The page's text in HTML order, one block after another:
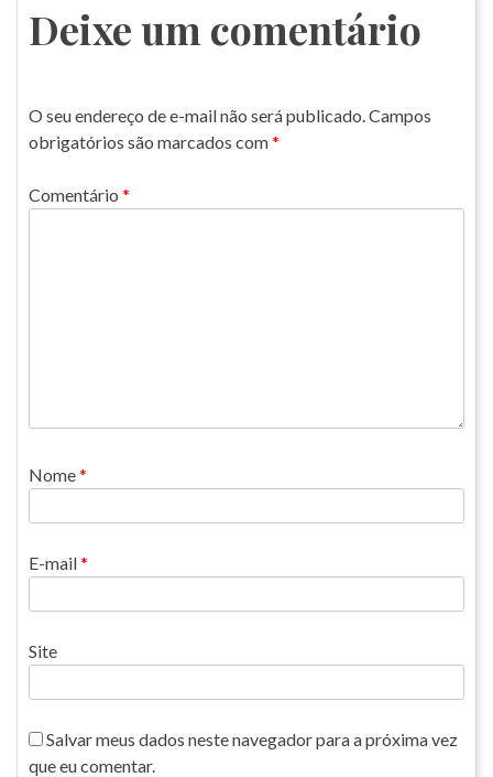
Post
Deixe um comentário
O seu endereço de e-mail não será publicado.Campos
obrigatórios são marcados com*
Comentário *
Nome*
E-mail*
Site
Salvar meus dados neste navegador para a próxima vez
que eu comentar.